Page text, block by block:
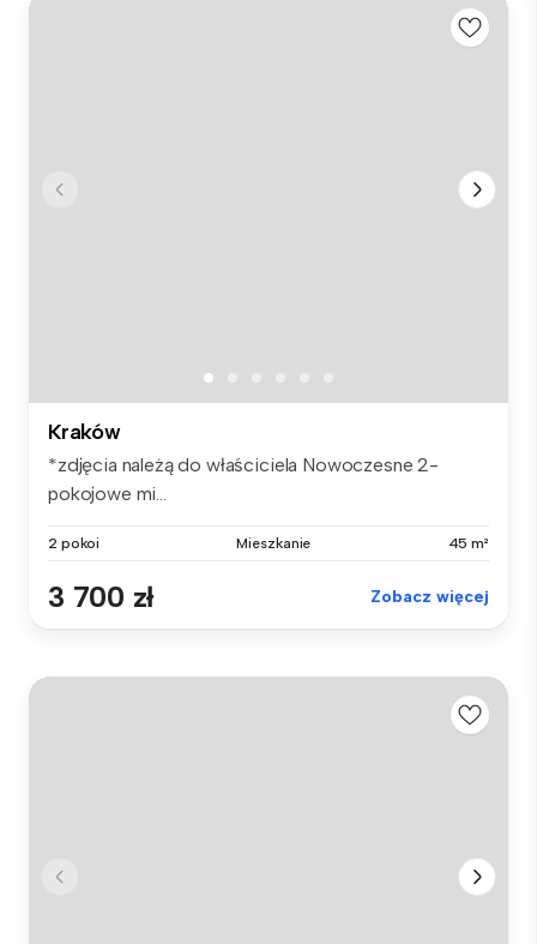
Kraków
*zdjęcia należą do właściciela Nowoczesne 2-
pokojowe mi...
2 pokoi Mieszkanie 45 m²
3 700 zł Zobacz więcej